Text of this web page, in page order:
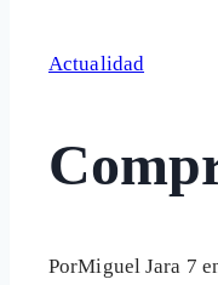
Actualidad
PorMiguel Jara 7